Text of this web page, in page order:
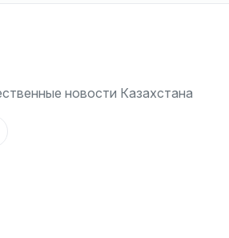
новости Казахстана